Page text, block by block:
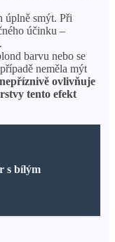
úplně smýt. Při
účinku –
barvu nebo se
neměla mýt
ovlivňuje
tento efekt
s bílým